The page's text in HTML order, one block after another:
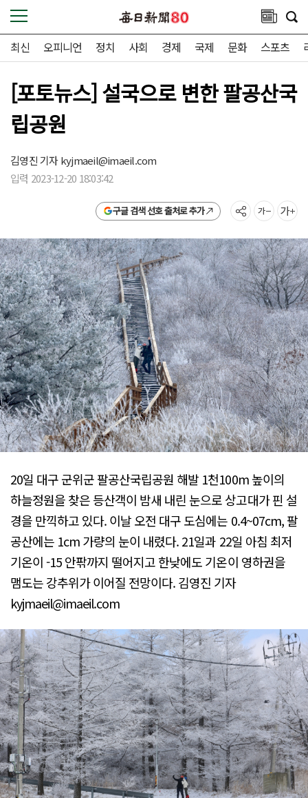
최신 오피니언 정치 사회 경제 국제 문화 스포츠
[포토뉴스] 설국으로 변한 팔공산국
립공원
김영진 기자kyjmaeil@imaeil.com
입력 2023-12-20 18:03:42
구글 검색 선호 출처로 추가
20일 대구 군위군 팔공산국립공원 해발 1천100m 높이의
하늘정원을 찾은 등산객이 밤새 내린 눈으로 상고대가 핀 설
경을 만끽하고 있다. 이날 오전 대구 도심에는 0.4~07cm, 팔
공산에는 1cm 가량의 눈이 내렸다. 21일과 22일 아침 최저
기온이 -15 안팎까지 떨어지고 한낮에도 기온이 영하권을
맴도는 강추위가 이어질 전망이다. 김영진 기자
kyjmaeil@imaeil.com